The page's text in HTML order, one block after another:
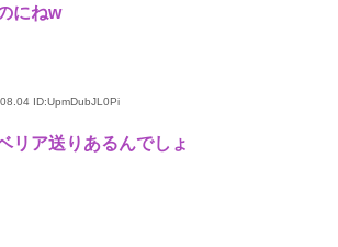
にねw
ID:UpmDubJL0Pi
リア送りあるんでしょ